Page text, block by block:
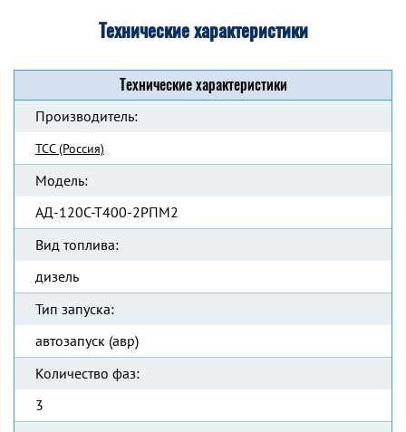
Технические характеристики
Технические характеристики
Производитель:
ТСС (Россия)
Модель:
АД-120С-Т400-2РПМ2
Вид топлива:
дизель
Тип запуска:
автозапуск (авр)
Количество фаз:
3